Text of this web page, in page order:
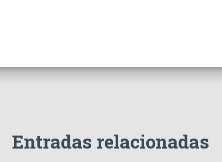
Entradas relacionadas